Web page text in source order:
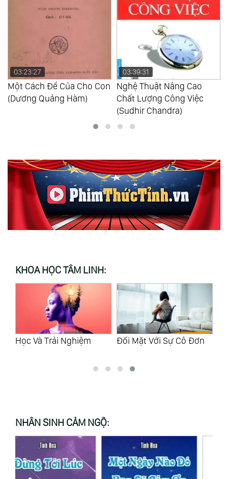
03:23:27
Một Cách Để Của Cho Con
(Dương Quảng Hàm)
03:39:31
Nghệ Thuật Nâng Cao
Chất Lượng Công Việc
(Sudhir Chandra)
KHOA HỌC TÂM LINH:
Học Và Trải Nghiệm Đối Mặt Với Sự Cô Đơn
NHÂN SINH CẢM NGỘ: